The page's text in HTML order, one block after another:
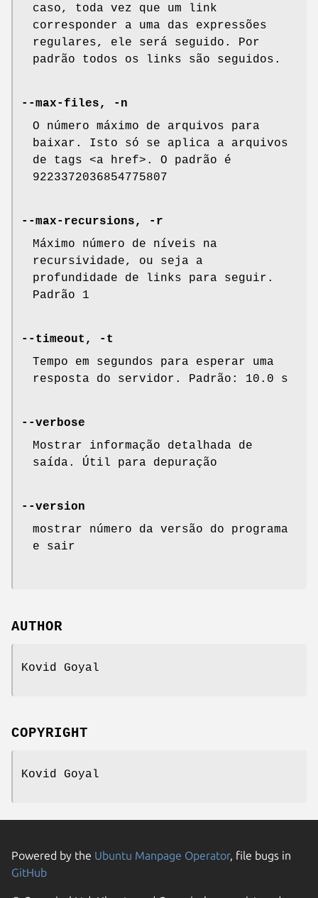
caso, toda vez que um link
corresponder a uma das expressões
regulares, ele será seguido. Por
padrão todos os links são seguidos.
--max-files, -n
O número máximo de arquivos para
baixar. Isto só se aplica a arquivos
de tags <a href>. O padrão é
9223372036854775807
--max-recursions, -r
Máximo número de níveis na
recursividade, ou seja a
profundidade de links para seguir.
Padrão 1
--timeout, -t
Tempo em segundos para esperar uma
resposta do servidor. Padrão: 10.0 s
--verbose
Mostrar informação detalhada de
saída. Útil para depuração
--version
mostrar número da versão do programa
e sair
AUTHOR
Kovid Goyal
COPYRIGHT
Kovid Goyal
Powered by the Ubuntu Manpage Operator, file bugs in
GitHub